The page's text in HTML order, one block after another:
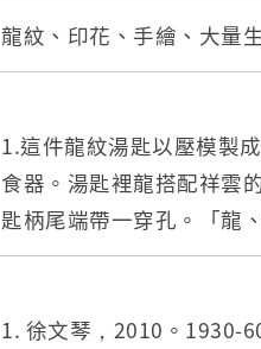
龍紋、印花、手繪、大量
1.這件龍紋湯匙以壓模製
食器。湯匙裡龍搭配祥雲
匙柄尾端帶一穿孔。「龍
徵龍鳳呈祥。
2.柄端有孔的湯匙是由林
湯池底部易於上釉，增加
1. 徐文琴，2010。1930-